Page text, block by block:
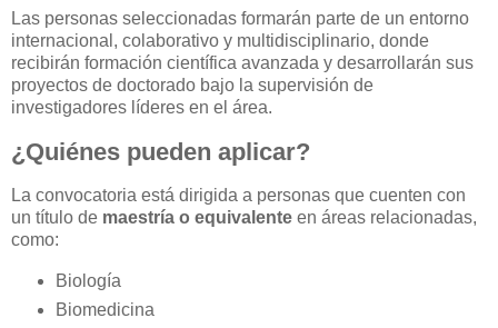
Las personas seleccionadas formarán parte de un entorno
internacional, colaborativo y multidisciplinario, donde
recibirán formación científica avanzada y desarrollarán sus
proyectos de doctorado bajo la supervisión de
investigadores líderes en el área.
¿Quiénes pueden aplicar?
La convocatoria está dirigida a personas que cuenten con
un título de maestría o equivalente en áreas relacionadas,
como:
Biología
Biomedicina